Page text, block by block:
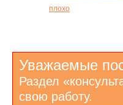
плохо
Уважаемые
Раздел
свою работу.